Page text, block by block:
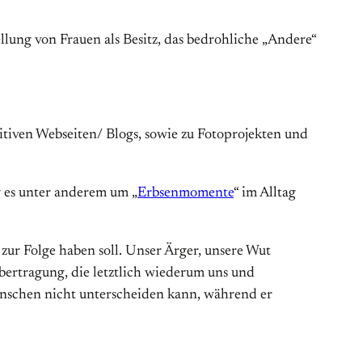
von Frauen als Besitz, das bedrohliche „Andere“
Webseiten/ Blogs, sowie zu Fotoprojekten und
unter anderem um „Erbsenmomente“ im Alltag
Folge haben soll. Unser Ärger, unsere Wut
die letztlich wiederum uns und
nicht unterscheiden kann, während er